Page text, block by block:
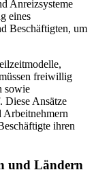
Anreizsysteme
eines
Beschäftigten, um
freiwillig
sowie
Diese Ansätze
Arbeitnehmern
ihren
und Ländern